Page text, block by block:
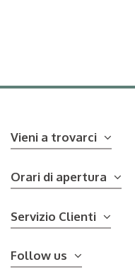
Vieni a trovarci
Orari di apertura
Servizio Clienti
Follow us